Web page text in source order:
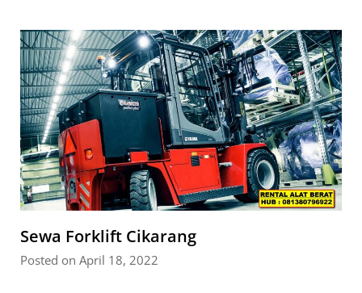
Sewa Forklift Cikarang
Posted on April 18, 2022